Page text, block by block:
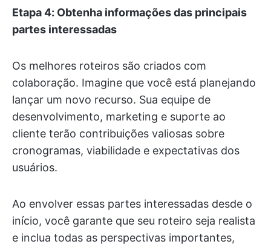
Etapa 4: Obtenha informações das principais
partes interessadas
Os melhores roteiros são criados com
colaboração. Imagine que você está planejando
lançar um novo recurso. Sua equipe de
desenvolvimento, marketing e suporte ao
cliente terão contribuições valiosas sobre
cronogramas, viabilidade e expectativas dos
usuários.
Ao envolver essas partes interessadas desde o
início, você garante que seu roteiro seja realista
e inclua todas as perspectivas importantes,